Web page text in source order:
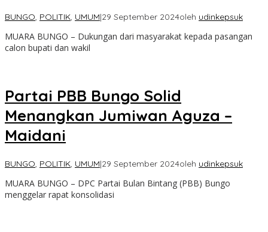
BUNGO, POLITIK, UMUM|29 September 2024oleh udinkepsuk
MUARA BUNGO – Dukungan dari masyarakat kepada pasangan
calon bupati dan wakil
Partai PBB Bungo Solid
Menangkan Jumiwan Aguza –
Maidani
BUNGO, POLITIK, UMUM|29 September 2024oleh udinkepsuk
MUARA BUNGO – DPC Partai Bulan Bintang (PBB) Bungo
menggelar rapat konsolidasi